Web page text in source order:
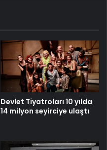
Devlet Tiyatroları 10 yılda
14 milyon seyirciye ulaştı